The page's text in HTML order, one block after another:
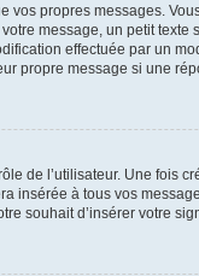
propres messages.
message, un petit
effectuée par un
propre message si une
de l’utilisateur. Une fois
insérée à tous vos
souhait d’insérer votre